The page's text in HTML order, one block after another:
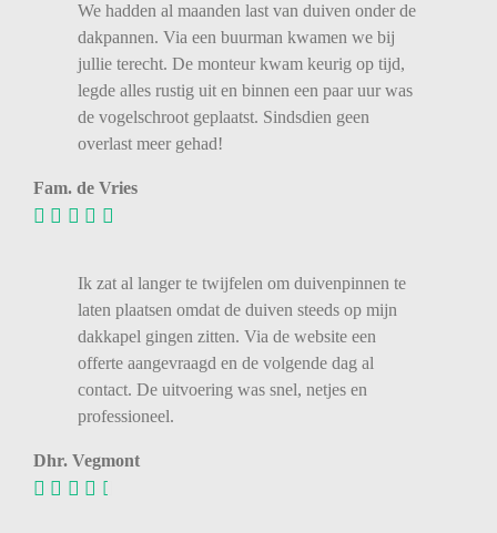
We hadden al maanden last van duiven onder de
dakpannen. Via een buurman kwamen we bij
jullie terecht. De monteur kwam keurig op tijd,
legde alles rustig uit en binnen een paar uur was
de vogelschroot geplaatst. Sindsdien geen
overlast meer gehad!
Fam. de Vries
Ik zat al langer te twijfelen om duivenpinnen te
laten plaatsen omdat de duiven steeds op mijn
dakkapel gingen zitten. Via de website een
offerte aangevraagd en de volgende dag al
contact. De uitvoering was snel, netjes en
professioneel.
Dhr. Vegmont